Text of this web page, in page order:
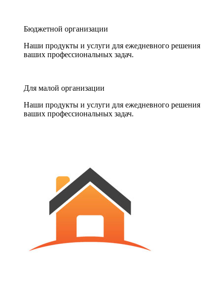
Бюджетной организации
Наши продукты и услуги для ежедневного решения
ваших профессиональных задач.
Для малой организации
Наши продукты и услуги для ежедневного решения
ваших профессиональных задач.